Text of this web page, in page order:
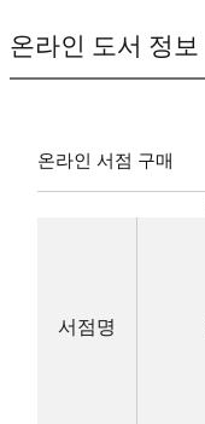
온라인 도서 정보
온라인 서점 구매
서점명